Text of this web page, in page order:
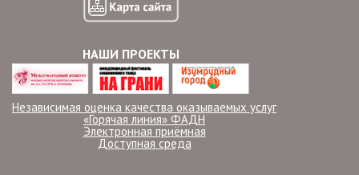
НАШИ ПРОЕКТЫ
Независимая оценка качества оказываемых услуг
«Горячая линия» ФАДН
Электронная приёмная
Доступная среда